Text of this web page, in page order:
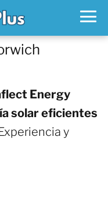
Energy
solar eficientes
y